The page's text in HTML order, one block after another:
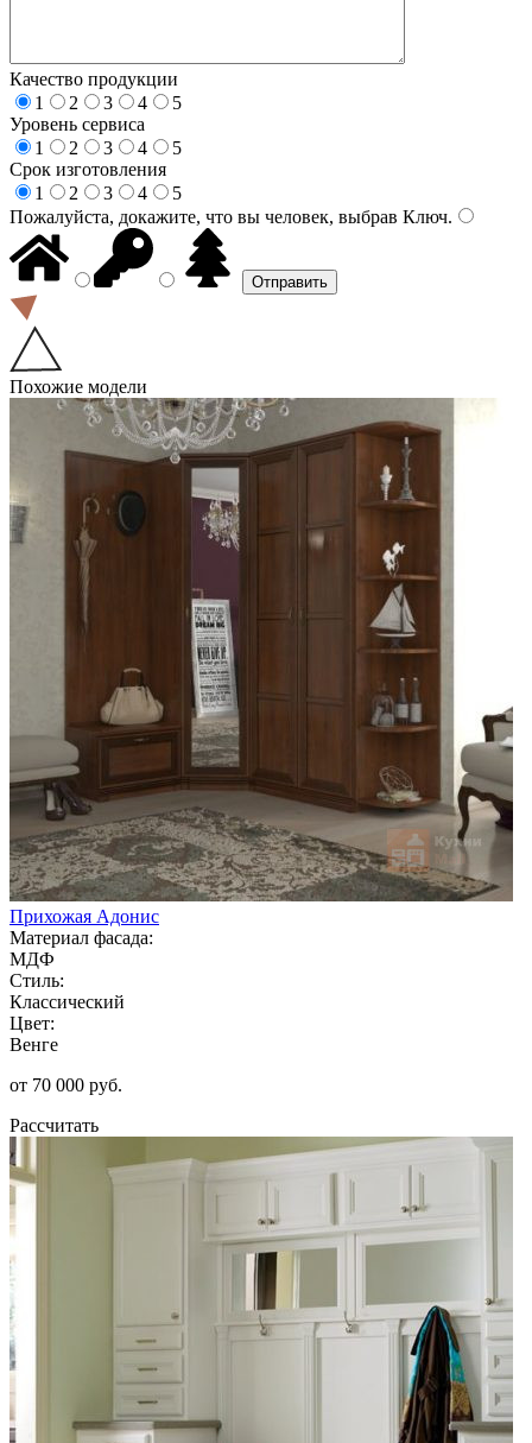
Качество продукции
1
2 3 4
5
Уровень сервиса
1
2 3 4
5
Срок изготовления
1
2 3 4
5
Пожалуйста, докажите, что вы человек, выбрав Ключ.
Похожие модели
Прихожая Адонис
Материал фасада:
МДФ
Стиль:
Классический
Цвет:
Венге
от 70 000 руб.
Рассчитать